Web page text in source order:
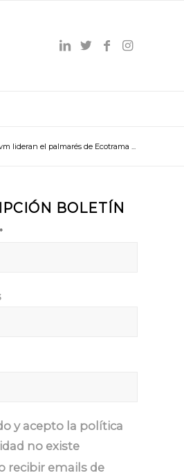
lideran el palmarés de Ecotrama ...
BOLETÍN
*
y acepto la política
no existe
recibir emails de